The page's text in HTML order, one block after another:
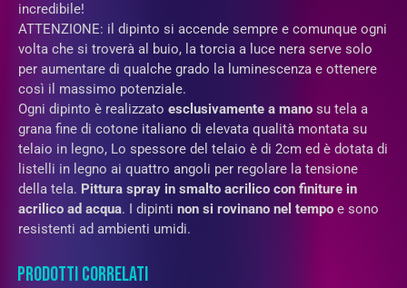
incredibile!
ATTENZIONE: il dipinto si accende sempre e comunque ogni
volta che si troverà al buio, la torcia a luce nera serve solo
per aumentare di qualche grado la luminescenza e ottenere
così il massimo potenziale.
Ogni dipinto è realizzato esclusivamente a mano su tela a
grana fine di cotone italiano di elevata qualità montata su
telaio in legno, Lo spessore del telaio è di 2cm ed è dotata di
listelli in legno ai quattro angoli per regolare la tensione
della tela. Pittura spray in smalto acrilico con finiture in
acrilico ad acqua. I dipinti non si rovinano nel tempo e sono
resistenti ad ambienti umidi.
PRODOTTI CORRELATI